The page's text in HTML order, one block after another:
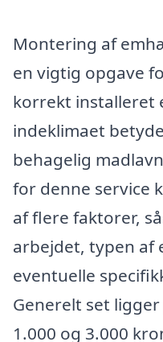
Montering af
en vigtig opgave
korrekt installeret
indeklimaet
behagelig
for denne service
af flere faktorer,
arbejdet, typen af
eventuelle
Generelt set
1.000 og 3.000